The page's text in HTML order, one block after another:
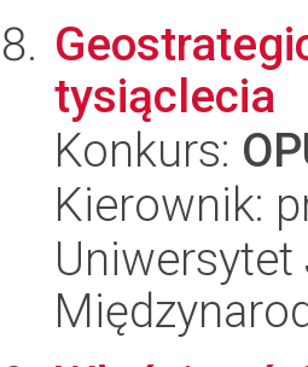
tysiąclecia
Konkurs:
Kierownik:
Uniwersytet